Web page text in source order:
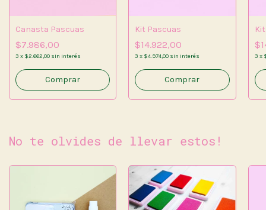
Canasta Pascuas
$7.986,00
3 x $2.662,00 sin interés
Kit Pascuas
$14.922,00
3 x $4.974,00 sin interés 3 x
No te olvides de llevar estos!